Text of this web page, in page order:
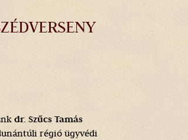
dr. Szűcs Tamás
régió ügyvédi